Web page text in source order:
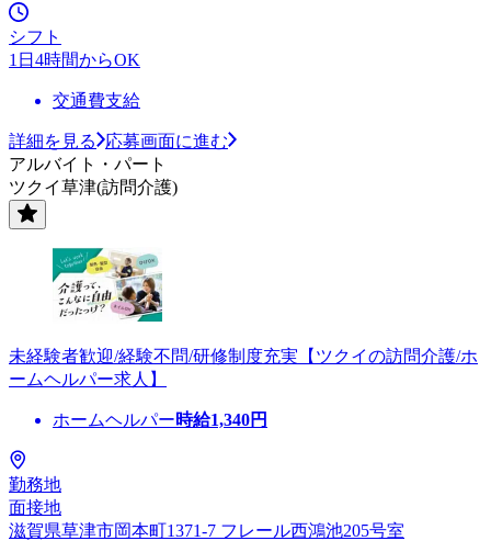
シフト
1日4時間からOK
交通費支給
詳細を見る
応募画面に進む
アルバイト・パート
ツクイ草津(訪問介護)
未経験者歓迎/経験不問/研修制度充実【ツクイの訪問介護/ホ
ームヘルパー求人】
ホームヘルパー時給1,340円
勤務地
面接地
滋賀県草津市岡本町1371-7 フレール西鴻池205号室